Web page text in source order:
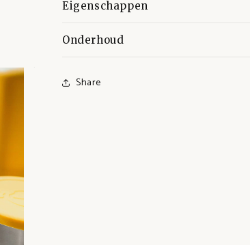
Eigenschappen
Onderhoud
Share